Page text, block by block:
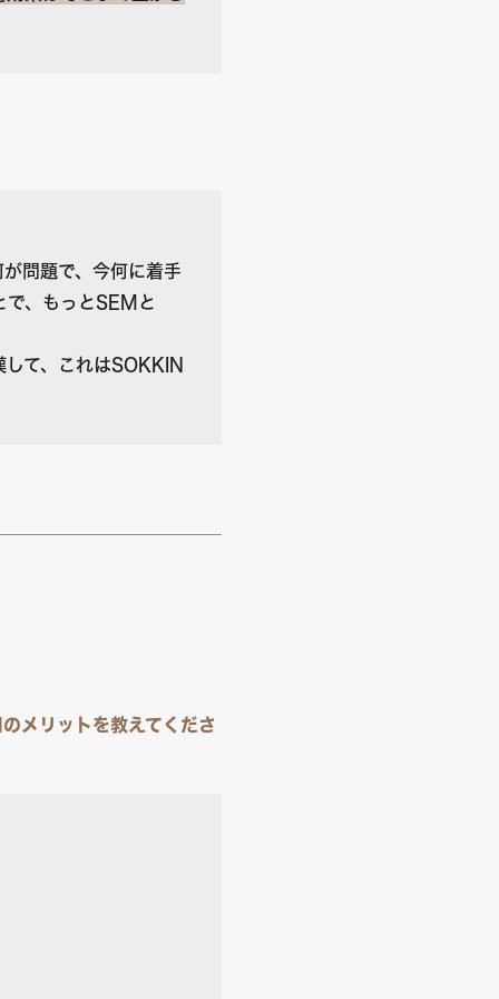
問題で、今何に着手
で、もっとSEMと
して、これはSOKKIN
メリットを教えてくださ